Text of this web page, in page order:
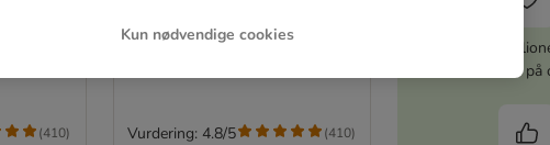
(410) Vurdering: 4.8/5 (410)
Over 10
stoler på
Kun nødvendige cookies